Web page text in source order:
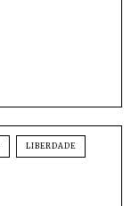
LIBERDADE